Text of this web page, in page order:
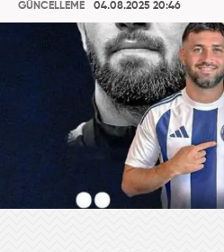
GÜNCELLEME
04.08.2025 20:46